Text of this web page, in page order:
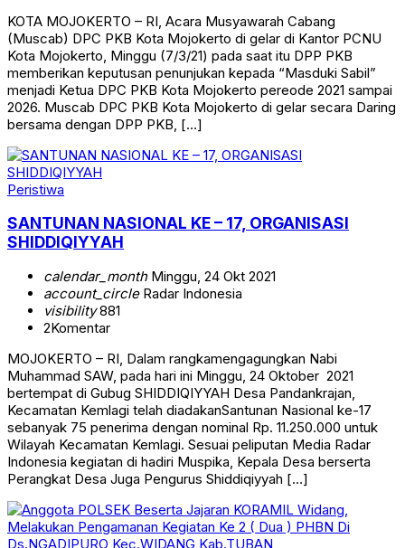
KOTA MOJOKERTO – RI, Acara Musyawarah Cabang
(Muscab) DPC PKB Kota Mojokerto di gelar di Kantor PCNU
Kota Mojokerto, Minggu (7/3/21) pada saat itu DPP PKB
memberikan keputusan penunjukan kepada “Masduki Sabil”
menjadi Ketua DPC PKB Kota Mojokerto pereode 2021 sampai
2026. Muscab DPC PKB Kota Mojokerto di gelar secara Daring
bersama dengan DPP PKB, […]
Peristiwa
SANTUNAN NASIONAL KE – 17, ORGANISASI
SHIDDIQIYYAH
calendar_monthMinggu, 24 Okt 2021
account_circleRadar Indonesia
visibility881
2Komentar
MOJOKERTO – RI, Dalam rangkamengagungkan Nabi
Muhammad SAW, pada hari ini Minggu, 24 Oktober 2021
bertempat di Gubug SHIDDIQIYYAH Desa Pandankrajan,
Kecamatan Kemlagi telah diadakanSantunan Nasional ke-17
sebanyak 75 penerima dengan nominal Rp. 11.250.000 untuk
Wilayah Kecamatan Kemlagi. Sesuai peliputan Media Radar
Indonesia kegiatan di hadiri Muspika, Kepala Desa berserta
Perangkat Desa Juga Pengurus Shiddiqiyyah […]